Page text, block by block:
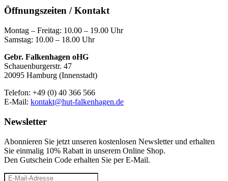
Öffnungszeiten / Kontakt
Montag – Freitag: 10.00 – 19.00 Uhr
Samstag: 10.00 – 18.00 Uhr
Gebr. Falkenhagen oHG
Schauenburgerstr. 47
20095 Hamburg (Innenstadt)
Telefon: +49 (0) 40 366 566
E-Mail: kontakt@hut-falkenhagen.de
Newsletter
Abonnieren Sie jetzt unseren kostenlosen Newsletter und erhalten
Sie einmalig 10% Rabatt in unserem Online Shop.
Den Gutschein Code erhalten Sie per E-Mail.